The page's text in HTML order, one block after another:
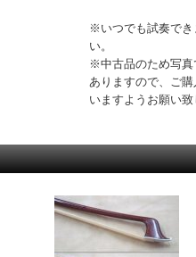
※いつでも試奏でき
い。
※中古品のため写真
ありますので、ご
いますようお願い致